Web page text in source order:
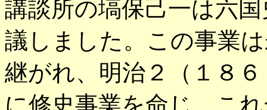
講談所の塙保己一は六
議しました。この事業
継がれ、明治２（１８
に修史事業を命じ、こ